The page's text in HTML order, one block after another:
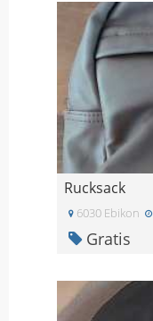
Rucksack
6030 Ebikon
Gratis